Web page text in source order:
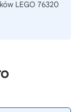
LEGO 76320